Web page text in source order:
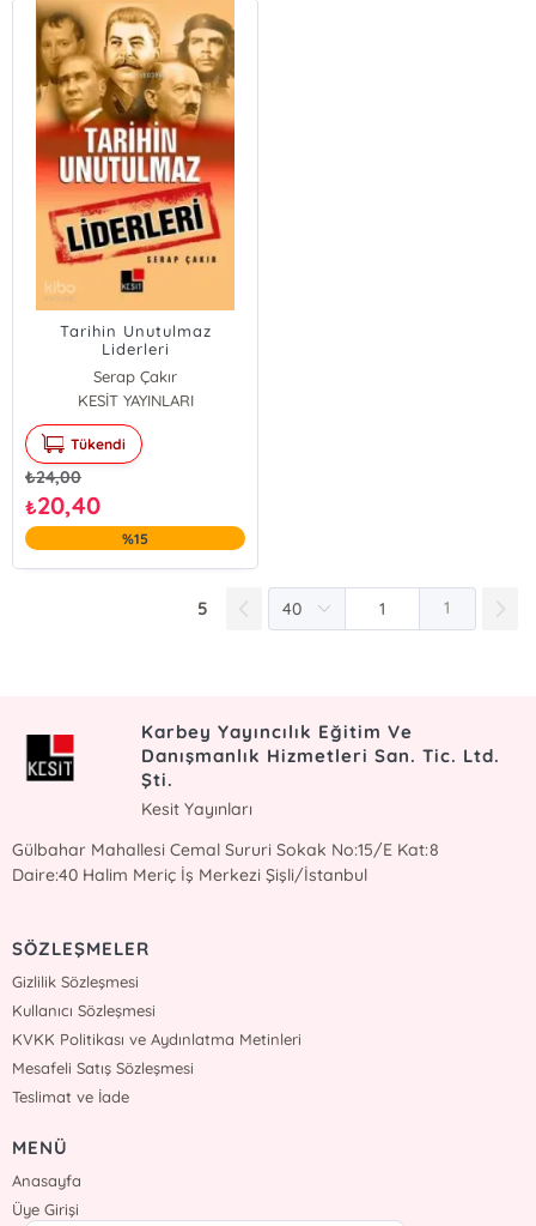
Tarihin Unutulmaz
Liderleri
Serap Çakır
KESİT YAYINLARI
Tükendi
₺24,00
₺20,40
%15
5 1
Karbey Yayıncılık Eğitim Ve
Danışmanlık Hizmetleri San. Tic. Ltd.
Şti.
Kesit Yayınları
Gülbahar Mahallesi Cemal Sururi Sokak No:15/E Kat:8
Daire:40 Halim Meriç İş Merkezi Şişli/İstanbul
SÖZLEŞMELER
Gizlilik Sözleşmesi
Kullanıcı Sözleşmesi
KVKK Politikası ve Aydınlatma Metinleri
Mesafeli Satış Sözleşmesi
Teslimat ve İade
MENÜ
Anasayfa
Üye Girişi